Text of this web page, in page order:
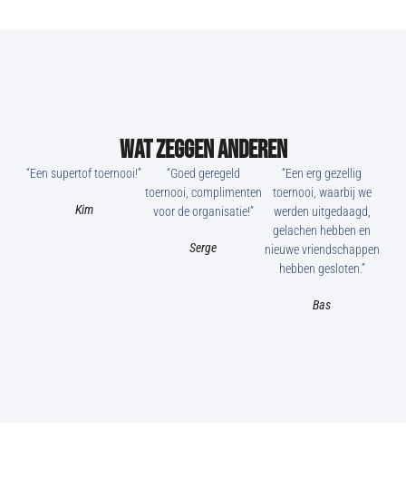
Wat zeggen anderen
“Een supertof toernooi!”
Kim
“Goed geregeld
toernooi, complimenten
voor de organisatie!”
Serge
“Een erg gezellig
toernooi, waarbij we
werden uitgedaagd,
gelachen hebben en
nieuwe vriendschappen
hebben gesloten.”
Bas